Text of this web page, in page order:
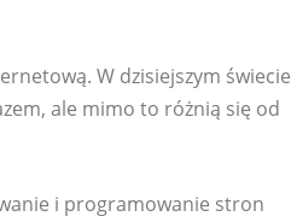
W dzisiejszym świecie
ale mimo to różnią się od
i programowanie stron